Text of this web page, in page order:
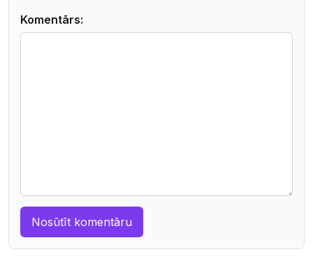
Komentārs: